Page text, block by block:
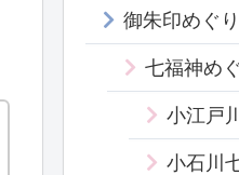
御朱印めぐり
七福神め
小江戸
小石川